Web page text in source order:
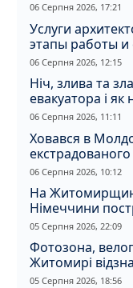
06 Серпня 2026, 17:21
Услуги
этапы работы и
06 Серпня 2026, 12:15
Ніч, злива та
евакуатора і
06 Серпня 2026, 11:11
Ховався в
і відмивання
06 Серпня 2026, 10:12
На
Німеччини
05 Серпня 2026, 22:09
Фотозона,
Житомирі
Незалежності
05 Серпня 2026, 18:56